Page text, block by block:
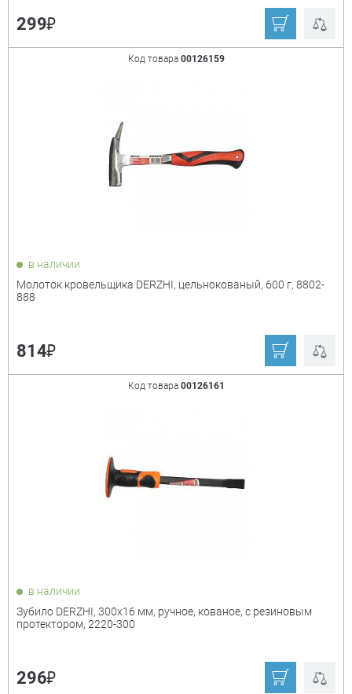
299₽
Код товара 00126159
в наличии
Молоток кровельщика DERZHI, цельнокованый, 600 г, 8802-
888
814₽
Код товара 00126161
в наличии
Зубило DERZHI, 300х16 мм, ручное, кованое, с резиновым
протектором, 2220-300
296₽